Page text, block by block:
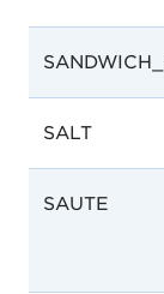
SALT
SAUTE